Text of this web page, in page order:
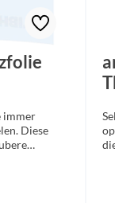
immer
Diese